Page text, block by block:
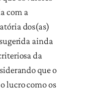
com a
dos(as)
ainda
da
que o
lucro como os